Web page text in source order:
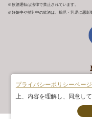
※飲酒運転は法律で禁止されています。
※妊娠中や授乳中の飲酒は、胎児・乳児に悪影
プライバシーポリシーページ
上、内容を理解し、同意し